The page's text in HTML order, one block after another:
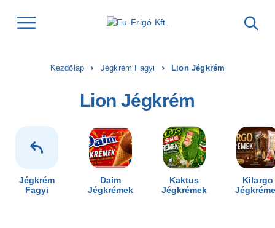
Kezdőlap Jégkrém Fagyi Lion Jégkrém
Lion Jégkrém
Jégkrém
Fagyi
Daim
Jégkrémek
Kaktus
Jégkrémek
Kilargo